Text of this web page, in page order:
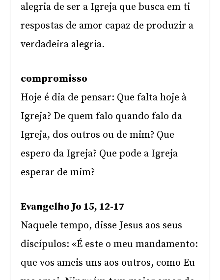
alegria de ser a Igreja que busca em ti
respostas de amor capaz de produzir a
verdadeira alegria.
compromisso
Hoje é dia de pensar: Que falta hoje à
Igreja? De quem falo quando falo da
Igreja, dos outros ou de mim? Que
espero da Igreja? Que pode a Igreja
esperar de mim?
Evangelho Jo 15, 12-17
Naquele tempo, disse Jesus aos seus
discípulos: «É este o meu mandamento:
que vos ameis uns aos outros, como Eu